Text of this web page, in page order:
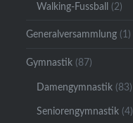
Walking-Fussball (2)
Generalversammlung (1)
Gymnastik (87)
Damengymnastik (83)
Seniorengymnastik (4)